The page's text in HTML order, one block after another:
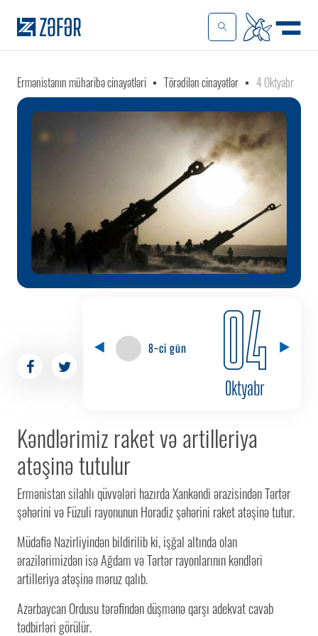
Ermənistanın müharibə cinayətləri Törədilən cinayətlər 4 Oktyabr
8-ci gün 04
Oktyabr
Kəndlərimiz raket və artilleriya
atəşinə tutulur
Ermənistan silahlı qüvvələri hazırda Xankəndi ərazisindən Tərtər
şəhərini və Füzuli rayonunun Horadiz şəhərini raket atəşinə tutur.
Müdafiə Nazirliyindən bildirilib ki, işğal altında olan
ərazilərimizdən isə Ağdam və Tərtər rayonlarının kəndləri
artilleriya atəşinə məruz qalıb.
Azərbaycan Ordusu tərəfindən düşmənə qarşı adekvat cavab
tədbirləri görülür.